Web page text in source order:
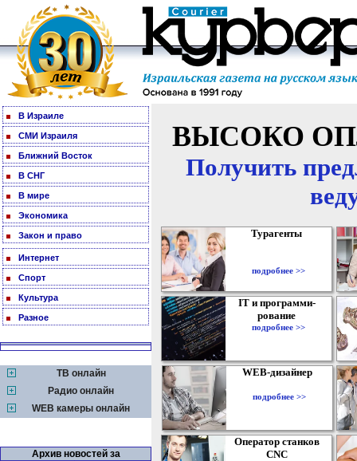
В Израиле
СМИ Израиля
Ближний Восток
В СНГ
В мире
Экономика
Закон и право
Интернет
Спорт
Культура
Разное
ТВ онлайн
Радио онлайн
WEB камеры онлайн
Архив новостей за
ВЫСОКО
Получить
Турагенты
подробнее >>
IT и программи-
рование
подробнее >>
WEB-дизайнер
подробнее >>
Оператор станков
CNC